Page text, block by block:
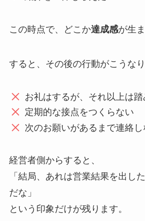
この時点で、どこか達成感が生
すると、その後の行動がこうなり
お礼はするが、それ以上は
定期的な接点をつくらない
次のお願いがあるまで連絡し
経営者側からすると、
「結局、あれは営業結果を出し
だな」
という印象だけが残ります。